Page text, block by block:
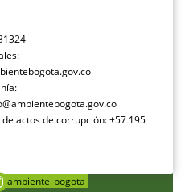
actos de corrupción: +57 195
ambiente_bogota